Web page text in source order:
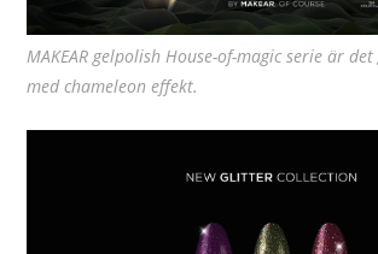
MAKEAR gelpolish House-of-magic serie är
med chameleon effekt.